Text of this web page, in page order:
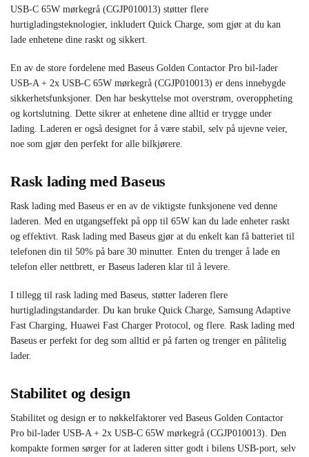
USB-C 65W mørkegrå (CGJP010013) støtter flere
hurtigladingsteknologier, inkludert Quick Charge, som gjør at du kan
lade enhetene dine raskt og sikkert.
En av de store fordelene med Baseus Golden Contactor Pro bil-lader
USB-A + 2x USB-C 65W mørkegrå (CGJP010013) er dens innebygde
sikkerhetsfunksjoner. Den har beskyttelse mot overstrøm, overoppheting
og kortslutning. Dette sikrer at enhetene dine alltid er trygge under
lading. Laderen er også designet for å være stabil, selv på ujevne veier,
noe som gjør den perfekt for alle bilkjørere.
Rask lading med Baseus
Rask lading med Baseus er en av de viktigste funksjonene ved denne
laderen. Med en utgangseffekt på opp til 65W kan du lade enheter raskt
og effektivt. Rask lading med Baseus gjør at du enkelt kan få batteriet til
telefonen din til 50% på bare 30 minutter. Enten du trenger å lade en
telefon eller nettbrett, er Baseus laderen klar til å levere.
I tillegg til rask lading med Baseus, støtter laderen flere
hurtigladingstandarder. Du kan bruke Quick Charge, Samsung Adaptive
Fast Charging, Huawei Fast Charger Protocol, og flere. Rask lading med
Baseus er perfekt for deg som alltid er på farten og trenger en pålitelig
lader.
Stabilitet og design
Stabilitet og design er to nøkkelfaktorer ved Baseus Golden Contactor
Pro bil-lader USB-A + 2x USB-C 65W mørkegrå (CGJP010013). Den
kompakte formen sørger for at laderen sitter godt i bilens USB-port, selv